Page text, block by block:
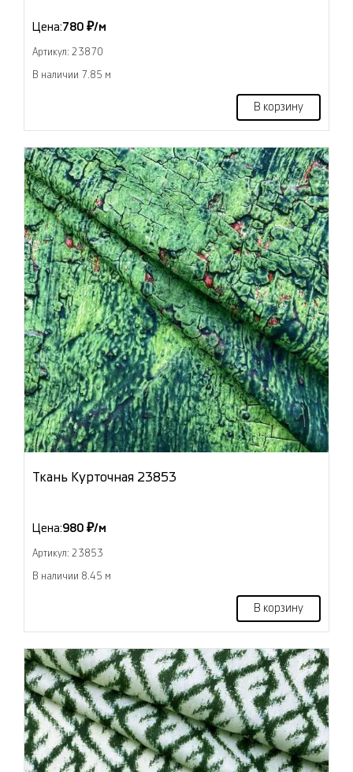
Цена:780 ₽/м
Артикул: 23870
В наличии 7.85 м
В корзину
Ткань Курточная 23853
Цена:980 ₽/м
Артикул: 23853
В наличии 8.45 м
В корзину